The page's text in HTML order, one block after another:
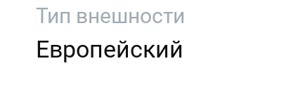
Тип внешности
Европейский